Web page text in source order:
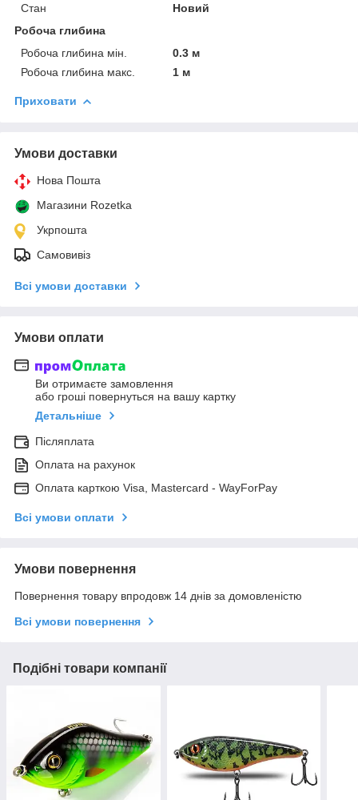
Стан
Новий
Робоча глибина
Робоча глибина мін.
0.3 м
Робоча глибина макс.
1 м
Приховати
Умови доставки
Нова Пошта
Магазини Rozetka
Укрпошта
Самовивіз
Всі умови доставки
Умови оплати
Ви отримаєте замовлення
або гроші повернуться на вашу картку
Детальніше
Післяплата
Оплата на рахунок
Оплата карткою Visa, Mastercard - WayForPay
Всі умови оплати
Умови повернення
Повернення товару впродовж 14 днів за домовленістю
Всі умови повернення
Подібні товари компанії